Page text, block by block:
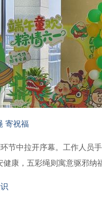
寄祝福
节中拉开序幕。工作人员
康，五彩绳则寓意驱邪